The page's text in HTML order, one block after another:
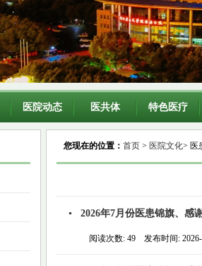
医院动态 医共体 特色医疗
您现在的位置： 首页 > 医院文化> 医
2026年7月份医患锦旗、感
阅读次数: 49 发布时间: 2026-